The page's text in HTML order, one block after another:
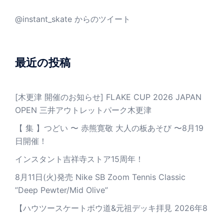
@instant_skate からのツイート
最近の投稿
[木更津 開催のお知らせ] FLAKE CUP 2026 JAPAN
OPEN 三井アウトレットパーク木更津
【 集 】つどい 〜 赤熊寛敬 大人の板あそび 〜8月19
日開催！
インスタント吉祥寺ストア15周年！
8月11日(火)発売 Nike SB Zoom Tennis Classic
”Deep Pewter/Mid Olive”
【ハウツースケートボウ道&元祖デッキ拝見 2026年8